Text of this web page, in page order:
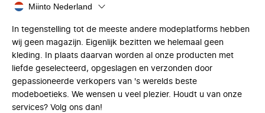
Miinto Nederland
In tegenstelling tot de meeste andere modeplatforms hebben
wij geen magazijn. Eigenlijk bezitten we helemaal geen
kleding. In plaats daarvan worden al onze producten met
liefde geselecteerd, opgeslagen en verzonden door
gepassioneerde verkopers van 's werelds beste
modeboetieks. We wensen u veel plezier. Houdt u van onze
services? Volg ons dan!